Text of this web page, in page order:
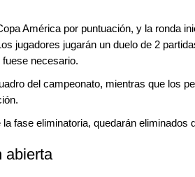
América por puntuación, y la ronda
jugadores jugarán un duelo de 2
necesario.
del campeonato, mientras que los
fase eliminatoria, quedarán eliminados
abierta